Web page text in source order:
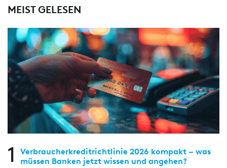
MEIST GELESEN
1
Verbraucherkreditrichtlinie 2026 kompakt – was
müssen Banken jetzt wissen und angehen?